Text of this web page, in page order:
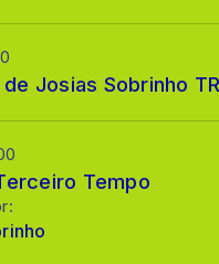
Josias Sobrinho
Tempo